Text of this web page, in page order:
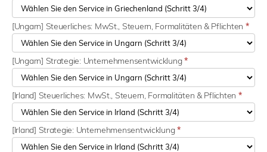
[Ungarn] Steuerliches: MwSt., Steuern, Formalitäten & Pflichten *
[Ungarn] Strategie: Unternehmensentwicklung*
[Irland] Steuerliches: MwSt., Steuern, Formalitäten & Pflichten *
[Irland] Strategie: Unternehmensentwicklung*